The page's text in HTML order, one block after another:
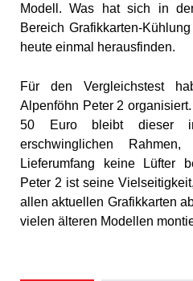
Modell. Was hat sich in
Bereich Grafikkarten-
heute einmal herausfinden.
Für den Vergleichstest
Alpenföhn Peter 2
50 Euro bleibt dieser
erschwinglichen
Lieferumfang keine Lüfter
Peter 2 ist seine
allen aktuellen Grafikkarten
vielen älteren Modellen